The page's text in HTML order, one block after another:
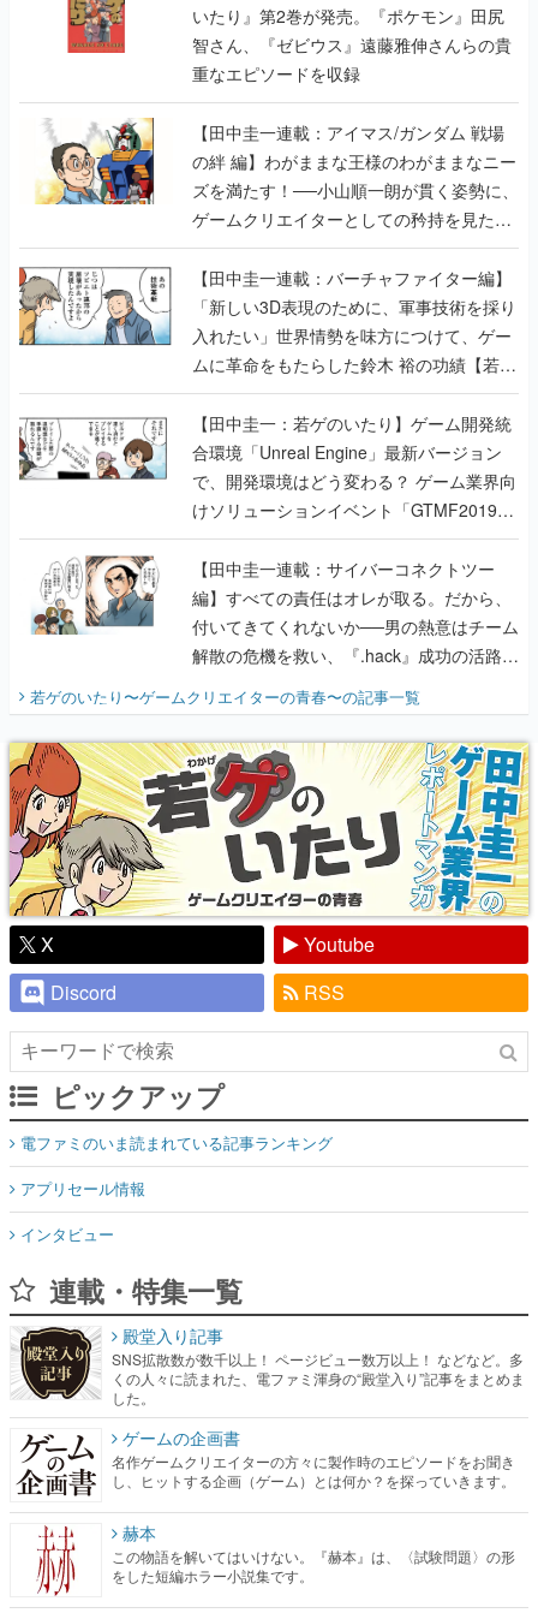
いたり』第2巻が発売。『ポケモン』田尻
智さん、『ゼビウス』遠藤雅伸さんらの貴
重なエピソードを収録
【田中圭一連載：アイマス/ガンダム 戦場
の絆 編】わがままな王様のわがままなニー
ズを満たす！──小山順一朗が貫く姿勢に、
ゲームクリエイターとしての矜持を見た
【若ゲのいたり最終回】
【田中圭一連載：バーチャファイター編】
「新しい3D表現のために、軍事技術を採り
入れたい」世界情勢を味方につけて、ゲー
ムに革命をもたらした鈴木 裕の功績【若ゲ
のいたり】
【田中圭一：若ゲのいたり】ゲーム開発統
合環境「Unreal Engine」最新バージョン
で、開発環境はどう変わる？ ゲーム業界向
けソリューションイベント「GTMF2019」
に行って、より理解を深めよう【PR】
【田中圭一連載：サイバーコネクトツー
編】すべての責任はオレが取る。だから、
付いてきてくれないか──男の熱意はチーム
解散の危機を救い、『.hack』成功の活路を
『少年ジャンプ』色だった【若ゲのいた
り】
若ゲのいたり〜ゲームクリエイターの青春〜の記事一覧
X
Youtube
Discord
RSS
ピックアップ
電ファミのいま読まれている記事ランキング
アプリセール情報
インタビュー
連載・特集一覧
殿堂入り記事
SNS拡散数が数千以上！ ページビュー数万以上！ などなど。多
くの人々に読まれた、電ファミ渾身の“殿堂入り”記事をまとめま
した。
ゲームの企画書
名作ゲームクリエイターの方々に製作時のエピソードをお聞き
し、ヒットする企画（ゲーム）とは何か？を探っていきます。
赫本
この物語を解いてはいけない。『赫本』は、〈試験問題〉の形
をした短編ホラー小説集です。